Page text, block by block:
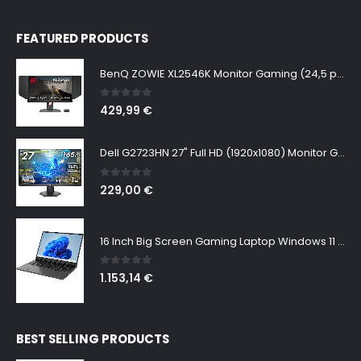
FEATURED PRODUCTS
BenQ ZOWIE XL2546K Monitor Gaming (24,5 pulgadas, FHD 1080p, 240 Hz, 0.5ms, DyAc+, XL Setting to Share, S switch, Shielding Hood)
0out of 5
429,99 €
Dell G2723HN 27" Full HD (1920x1080) Monitor Gaming, 165Hz, Fast IPS, 1ms, AMD FreeSync Premium, NVIDIA G-SYNC Compatible, 99% sRGB, DisplayPort, 2x HDMI, Negro
0out of 5
229,00 €
16 Inch Big Screen Gaming Laptop Windows 11 Pro, Intel i9 12900H GeForce RTX 3060 6G, 64GB DDR4 2TB NVMe, 2.5K IPS 165Hz Notebook Gamer PC Computer, WiFi6 BT5.2, Colorful Backlit Keyboard
0 out of 5
1.153,14 €
BEST SELLING PRODUCTS